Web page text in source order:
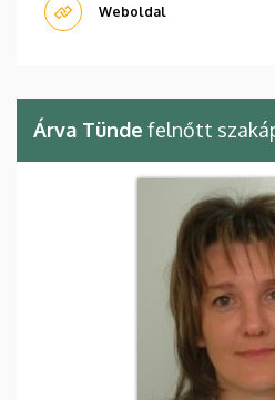
Weboldal
Árva Tünde felnőtt